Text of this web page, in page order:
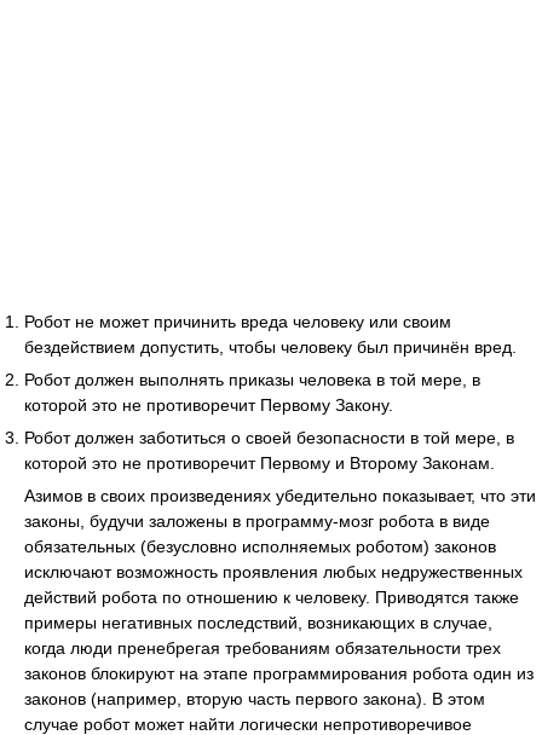
Робот не может причинить вреда человеку или своим
бездействием допустить, чтобы человеку был причинён вред.
Робот должен выполнять приказы человека в той мере, в
которой это не противоречит Первому Закону.
Робот должен заботиться о своей безопасности в той мере, в
которой это не противоречит Первому и Второму Законам.
Азимов в своих произведениях убедительно показывает, что эти
законы, будучи заложены в программу-мозг робота в виде
обязательных (безусловно исполняемых роботом) законов
исключают возможность проявления любых недружественных
действий робота по отношению к человеку. Приводятся также
примеры негативных последствий, возникающих в случае,
когда люди пренебрегая требованиям обязательности трех
законов блокируют на этапе программирования робота один из
законов (например, вторую часть первого закона). В этом
случае робот может найти логически непротиворечивое